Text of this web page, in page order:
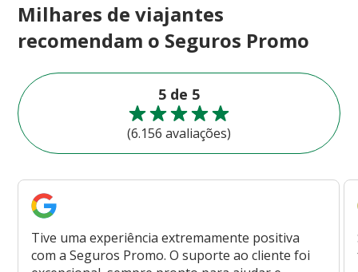
Milhares de viajantes
recomendam o Seguros Promo
5 de 5
(6.156 avaliações)
Tive uma experiência extremamente positiva
com a Seguros Promo. O suporte ao cliente foi